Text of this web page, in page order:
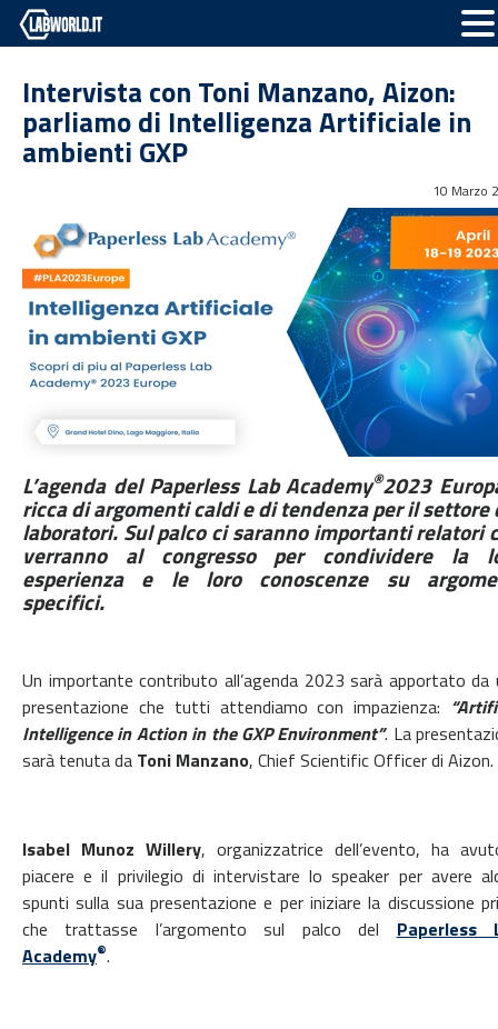
Intervista con Toni Manzano, Aizon:
parliamo di Intelligenza Artificiale in
ambienti GXP
10 Marzo
L’agenda del Paperless Lab Academy®2023
ricca di argomenti caldi e di tendenza per il settore
laboratori. Sul palco ci saranno importanti relatori
verranno al congresso per condividere la
esperienza e le loro conoscenze su
specifici.
Un importante contributo all’agenda 2023 sarà apportato da
presentazione che tutti attendiamo con impazienza:
Intelligence in Action in the GXP Environment”. La
sarà tenuta da Toni Manzano, Chief Scientific Officer di Aizon.
Isabel Munoz Willery, organizzatrice dell’evento, ha
piacere e il privilegio di intervistare lo speaker per avere
spunti sulla sua presentazione e per iniziare la discussione
che trattasse l’argomento sul palco del Paperless
Academy®.